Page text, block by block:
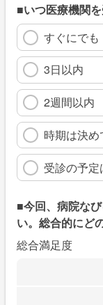
■いつ医療機関
すぐにでも
3日以内
2週間以内
時期は決
受診の予
■今回、病院な
い。総合的にど
総合満足度